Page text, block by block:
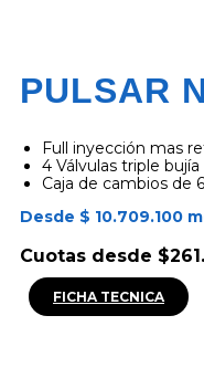
PULSAR
Full inyección mas
4 Válvulas triple bujía
Caja de cambios de
Desde $ 10.709.100
Cuotas desde
FICHA TECNICA